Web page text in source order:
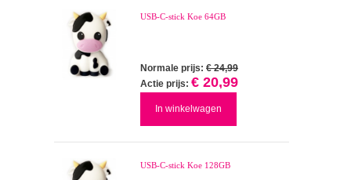
USB-C-stick Koe 64GB
Normale prijs: € 24,99
Actie prijs: € 20,99
In winkelwagen
USB-C-stick Koe 128GB